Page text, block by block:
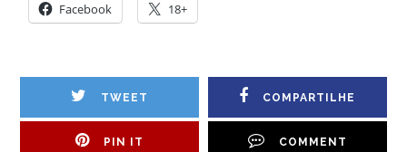
Facebook 18+
TWEET COMPARTILHE
PIN IT COMMENT